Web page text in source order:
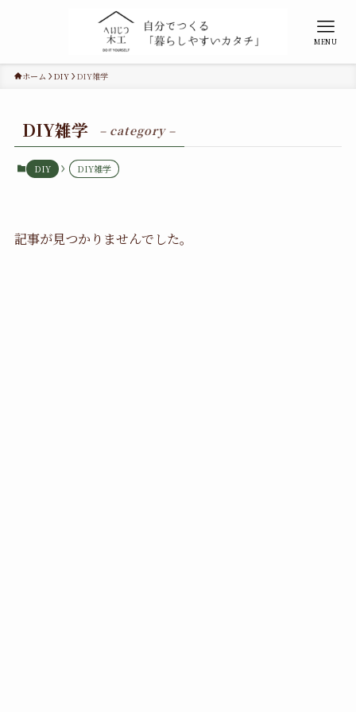
MENU
ホーム DIY DIY雑学
DIY雑学 – category –
DIY DIY雑学
記事が見つかりませんでした。